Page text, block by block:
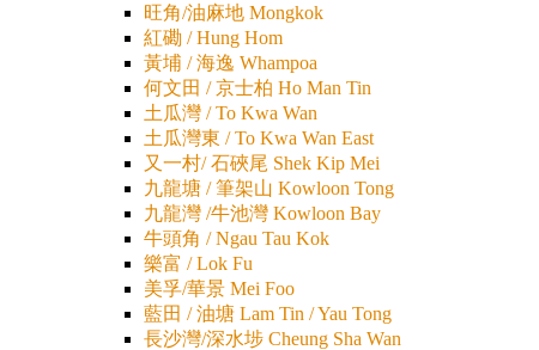
旺角/油麻地 Mongkok
紅磡 / Hung Hom
黃埔 / 海逸 Whampoa
何文田 / 京士柏 Ho Man Tin
土瓜灣 / To Kwa Wan
土瓜灣東 / To Kwa Wan East
又一村/ 石硤尾 Shek Kip Mei
九龍塘 / 筆架山 Kowloon Tong
九龍灣 /牛池灣 Kowloon Bay
牛頭角 / Ngau Tau Kok
樂富 / Lok Fu
美孚/華景 Mei Foo
藍田 / 油塘 Lam Tin / Yau Tong
長沙灣/深水埗 Cheung Sha Wan